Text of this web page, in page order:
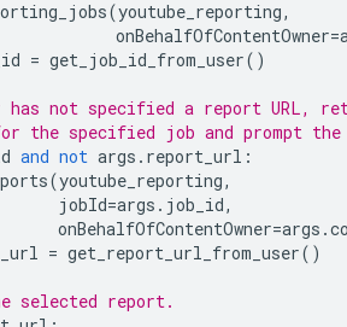
(youtube_reporting,
onBehalfOfContentOwner=
= get_job_id_from_user()
not specified a report URL,
the specified job and prompt
and not args . report_url :
(youtube_reporting,
jobId=args . job_id,
onBehalfOfContentOwner=args .
= get_report_url_from_user()
selected report.